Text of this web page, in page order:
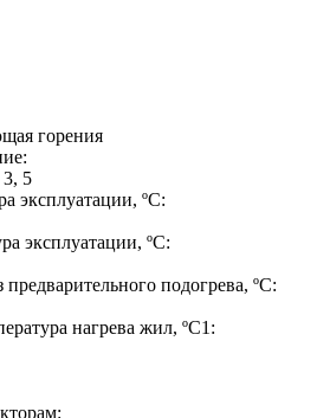
горения
5
эксплуатации, ºС:
эксплуатации, ºС:
подогрева, ºС:
нагрева жил, ºС1: